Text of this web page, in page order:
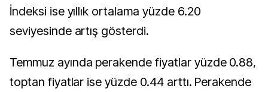
İndeksi ise yıllık ortalama yüzde 6.20
seviyesinde artış gösterdi.
Temmuz ayında perakende fiyatlar yüzde 0.88,
toptan fiyatlar ise yüzde 0.44 arttı. Perakende